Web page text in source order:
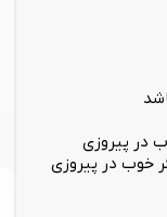
در پیروزی
خوب در پیروزی